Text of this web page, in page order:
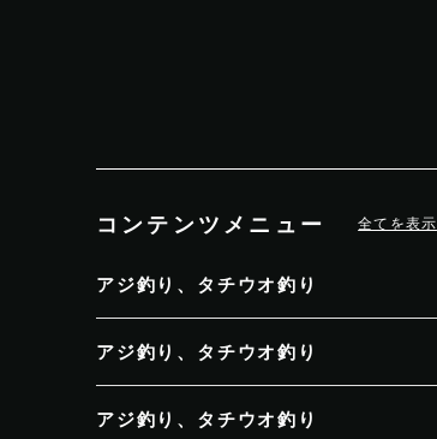
コンテンツメニュー 全てを表示
アジ釣り、タチウオ釣り
アジ釣り、タチウオ釣り
アジ釣り、タチウオ釣り